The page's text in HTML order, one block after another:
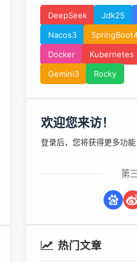
DeepSeek Jdk25
Nacos3
Docker
Kubernetes
Gemini3
Rocky
欢迎您来访！
登录后，您将获得更多功能
第
热门文章